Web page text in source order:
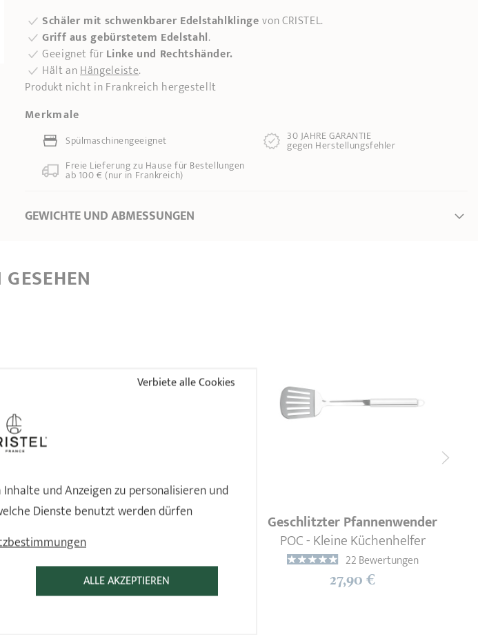
Schäler mit schwenkbarer Edelstahlklingevon CRISTEL.
Griff aus gebürstetem Edelstahl.
Geeignet fürLinke und Rechtshänder.
Hält anHängeleiste.
Produkt nicht in Frankreich hergestellt
Merkmale
Spülmaschinengeeignet 30 JAHRE GARANTIE
gegen Herstellungsfehler
Freie Lieferung zu Hause für Bestellungen
ab 100 € (nur in Frankreich)
GEWICHTE UND ABMESSUNGEN
Gesamthöhe
Spaghettilöffel
POC - Kleine Küchenhelfer
29,90 €
Geschlitzter Pfannenwender
POC - Kleine Küchenhelfer
22 Bewertungen
27,90 €
und Anzeigen zu personalisieren und
Dienste benutzt werden dürfen
ALLE AKZEPTIEREN
Verbiete alle Cookies